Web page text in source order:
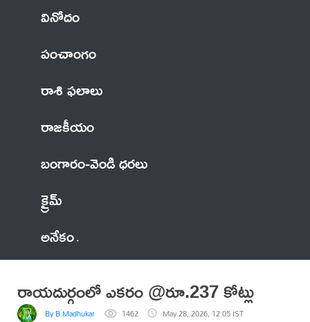
వినోదం
పంచాంగం
రాశి ఫలాలు
రాజకీయం
బంగారం-వెండి ధరలు
క్రైమ్
అనేకం
రాయదుర్గంలో ఎకరం @రూ.237 కోట్లు
By B.Madhukar 1462 May 28, 2026, 12:05 IST